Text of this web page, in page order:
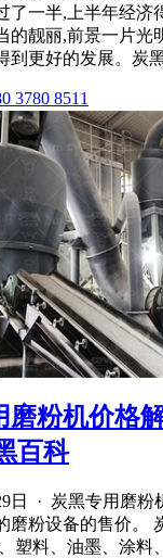
了一半,上半年经济
的靓丽,前景一片光
到更好的发展。炭
3780 8511
磨粉机价格
百科
日 · 炭黑专用磨粉
磨粉设备的售价。
塑料、油墨、涂料